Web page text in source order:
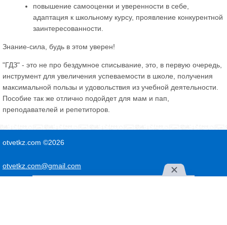
повышение самооценки и уверенности в себе,
адаптация к школьному курсу, проявление конкурентной
заинтересованности.
Знание-сила, будь в этом уверен!
"ГДЗ" - это не про бездумное списывание, это, в первую очередь,
инструмент для увеличения успеваемости в школе, получения
максимальной пользы и удовольствия из учебной деятельности.
Пособие так же отлично подойдет для мам и пап,
преподавателей и репетиторов.
otvetkz.com ©2026
otvetkz.com@gmail.com